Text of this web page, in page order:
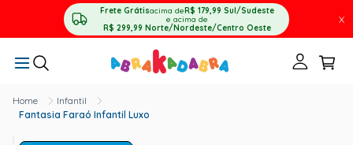
Frete Grátisacima deR$ 179,99 Sul/Sudeste
e acima de
R$ 299,99 Norte/Nordeste/Centro Oeste
X
Infantil
Fantasia Faraó Infantil Luxo